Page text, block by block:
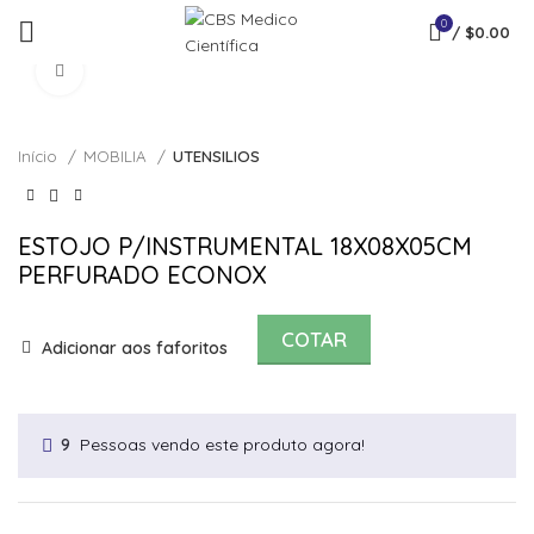
0 / $0.00
Início MOBILIA UTENSILIOS
ESTOJO P/INSTRUMENTAL 18X08X05CM
PERFURADO ECONOX
Adicionar aos faforitos COTAR
9 Pessoas vendo este produto agora!